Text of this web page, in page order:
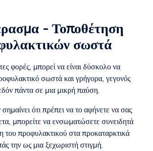
- Τοποθέτηση
σωστά
φορές, μπορεί να είναι δύσκολο να
σωστά και γρήγορα, γεγονός
πάντα σε μια μικρή παύση.
ότι πρέπει να το αφήνετε να σας
μπορείτε να ενσωματώσετε συνειδητά
του προφυλακτικού στα προκαταρκτικά
την ως μια ξεχωριστή στιγμή.